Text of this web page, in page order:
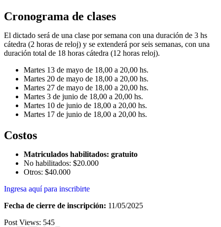
Cronograma de clases
El dictado será de una clase por semana con una duración de 3 hs
cátedra (2 horas de reloj) y se extenderá por seis semanas, con una
duración total de 18 horas cátedra (12 horas reloj).
Martes 13 de mayo de 18,00 a 20,00 hs.
Martes 20 de mayo de 18,00 a 20,00 hs.
Martes 27 de mayo de 18,00 a 20,00 hs.
Martes 3 de junio de 18,00 a 20,00 hs.
Martes 10 de junio de 18,00 a 20,00 hs.
Martes 17 de junio de 18,00 a 20,00 hs.
Costos
Matriculados habilitados: gratuito
No habilitados: $20.000
Otros: $40.000
Ingresa aquí para inscribirte
Fecha de cierre de inscripción: 11/05/2025
Post Views: 545